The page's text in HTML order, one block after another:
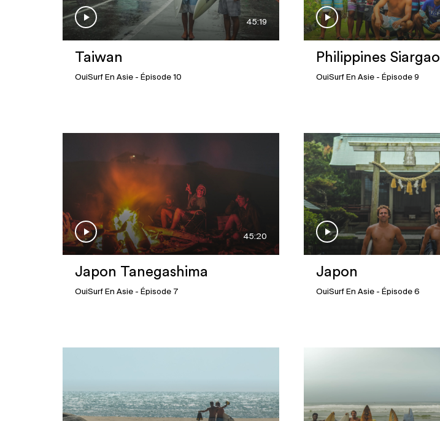
45:19
Taiwan
OuiSurf En Asie - Épisode 10
Philippines Siargao
OuiSurf En Asie - Épisode 9
45:20
Japon Tanegashima
OuiSurf En Asie - Épisode 7
Japon
OuiSurf En Asie - Épisode 6